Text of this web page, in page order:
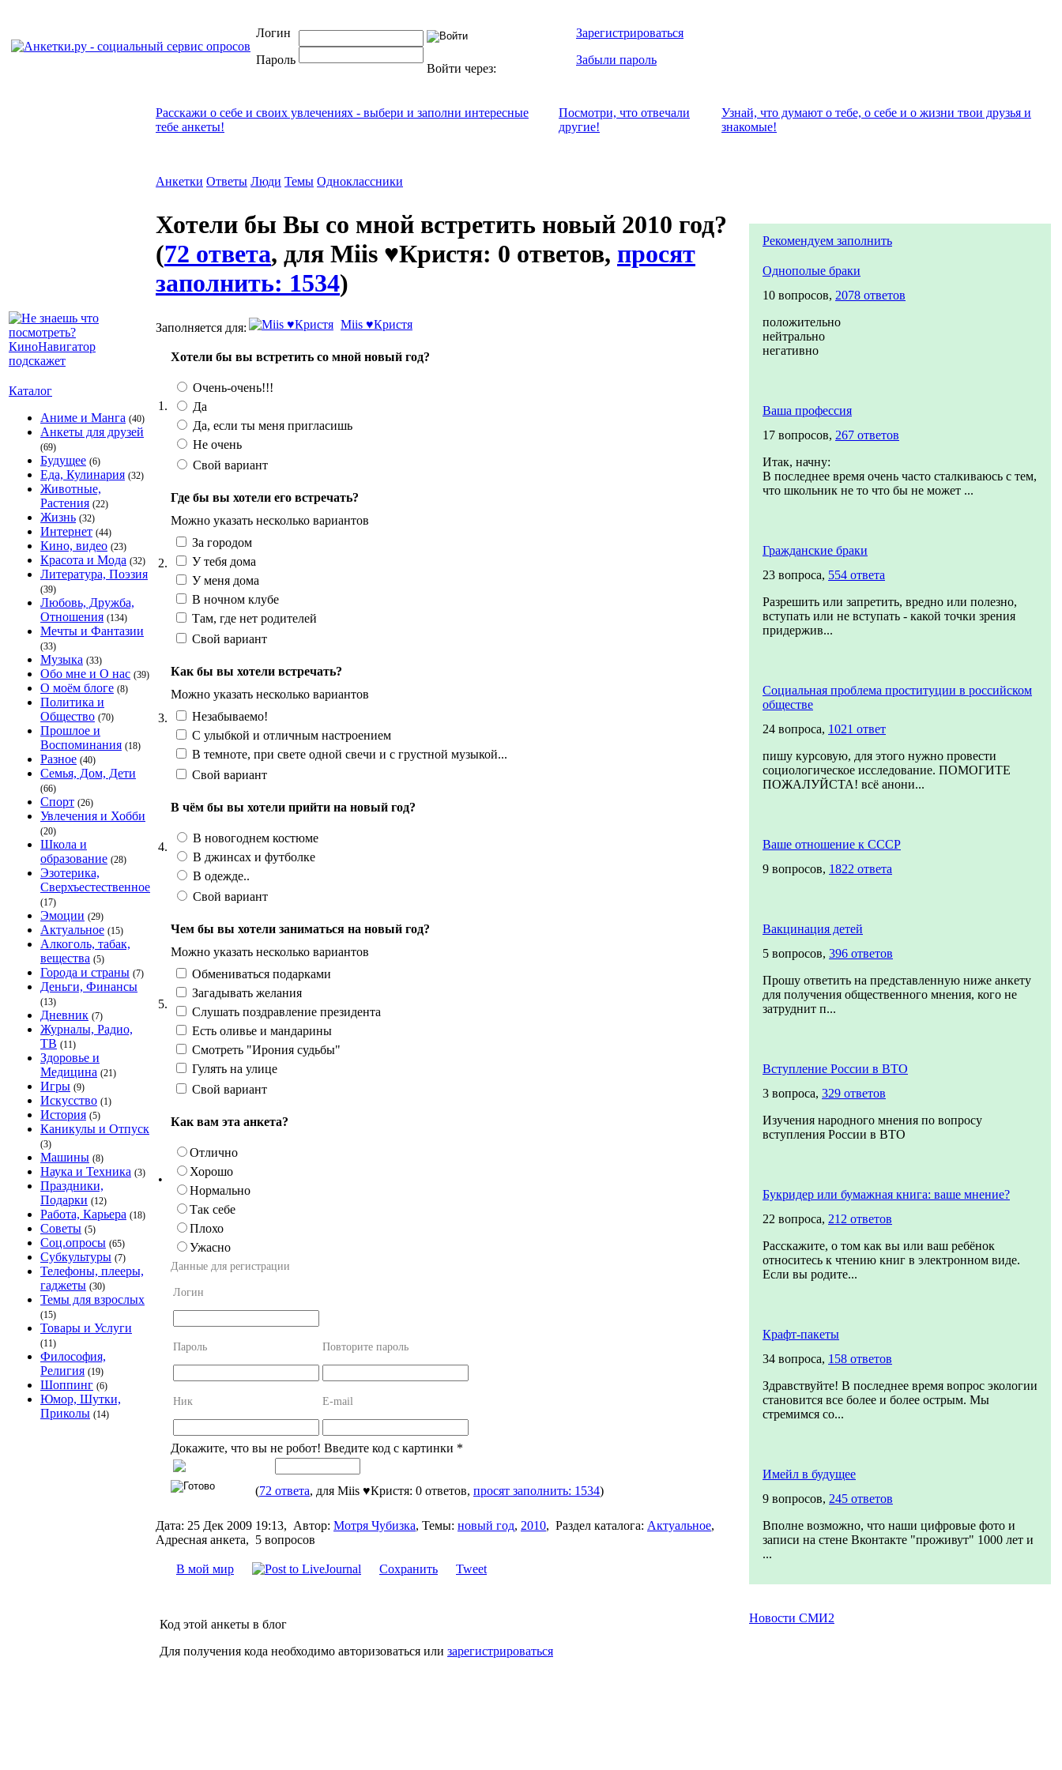
Логин
Пароль
Войти через:
Зарегистрироваться
Забыли пароль
Каталог
Аниме и Манга (40)
Анкеты для друзей
(69)
Будущее (6)
Еда, Кулинария (32)
Животные,
Растения (22)
Жизнь (32)
Интернет (44)
Кино, видео (23)
Красота и Мода (32)
Литература, Поэзия
(39)
Любовь, Дружба,
Отношения (134)
Мечты и Фантазии
(33)
Музыка (33)
Обо мне и О нас (39)
О моём блоге (8)
Политика и
Общество (70)
Прошлое и
Воспоминания (18)
Разное (40)
Семья, Дом, Дети
(66)
Спорт (26)
Увлечения и Хобби
(20)
Школа и
образование (28)
Эзотерика,
Сверхъестественное
(17)
Эмоции (29)
Актуальное (15)
Алкоголь, табак,
вещества (5)
Города и страны (7)
Деньги, Финансы
(13)
Дневник (7)
Журналы, Радио,
ТВ (11)
Здоровье и
Медицина (21)
Игры (9)
Искусство (1)
История (5)
Каникулы и Отпуск
(3)
Машины (8)
Наука и Техника (3)
Праздники,
Подарки (12)
Работа, Карьера (18)
Советы (5)
Соц.опросы (65)
Субкультуры (7)
Телефоны, плееры,
гаджеты (30)
Темы для взрослых
(15)
Товары и Услуги
(11)
Философия,
Религия (19)
Шоппинг (6)
Юмор, Шутки,
Приколы (14)
Расскажи о себе и своих увлечениях - выбери и заполни интересные
тебе анкеты!
Посмотри, что отвeчали
другие!
Узнай, что думают о тебе, о себе и о жизни твои друзья и
знакомые!
Анкетки Ответы Люди Темы Одноклассники
Хотели бы Вы со мной встретить новый 2010 год?
(72 ответа, для Miis ♥Кристя: 0 ответов, просят
заполнить: 1534)
Заполняется для: Miis ♥Кристя
1.
Хотели бы вы встретить со мной новый год?
Очень-очень!!!
Да
Да, если ты меня пригласишь
Не очень
Свой вариант
2.
Где бы вы хотели его встречать?
Можно указать несколько вариантов
За городом
У тебя дома
У меня дома
В ночном клубе
Там, где нет родителей
Свой вариант
3.
Как бы вы хотели встречать?
Можно указать несколько вариантов
Незабываемо!
С улыбкой и отличным настроением
В темноте, при свете одной свечи и с грустной музыкой...
Свой вариант
4.
В чём бы вы хотели прийти на новый год?
В новогоднем костюме
В джинсах и футболке
В одежде..
Свой вариант
5.
Чем бы вы хотели заниматься на новый год?
Можно указать несколько вариантов
Обмениваться подарками
Загадывать желания
Слушать поздравление президента
Есть оливье и мандарины
Смотреть "Ирония судьбы"
Гулять на улице
Свой вариант
•
Как вам эта анкета?
Отлично
Хорошо
Нормально
Так себе
Плохо
Ужасно
Данные для регистрации
Логин
Пароль Повторите пароль
Ник E-mail
Докажите, что вы не робот! Введите код с картинки *
(72 ответа, для Miis ♥Кристя: 0 ответов, просят заполнить: 1534)
Дата: 25 Дек 2009 19:13, Автор: Мотря Чубизка, Темы: новый год, 2010, Раздел каталога: Актуальное,
Адресная анкета, 5 вопросов
В мой мир Сохранить Tweet
Код этой анкеты в блог
Для получения кода необходимо авторизоваться или зарегистрироваться
Рекомендуем заполнить
Однополые браки
10 вопросов, 2078 ответов
положительно
нейтрально
негативно
Ваша профессия
17 вопросов, 267 ответов
Итак, начну:
В последнее время очень часто сталкиваюсь с тем,
что школьник не то что бы не может ...
Гражданские браки
23 вопроса, 554 ответа
Разрешить или запретить, вредно или полезно,
вступать или не вступать - какой точки зрения
придержив...
Социальная проблема проституции в российском
обществе
24 вопроса, 1021 ответ
пишу курсовую, для этого нужно провести
социологическое исследование. ПОМОГИТЕ
ПОЖАЛУЙСТА! всё анони...
Ваше отношение к СССР
9 вопросов, 1822 ответа
Вакцинация детей
5 вопросов, 396 ответов
Прошу ответить на представленную ниже анкету
для получения общественного мнения, кого не
затруднит п...
Вступление России в ВТО
3 вопроса, 329 ответов
Изучения народного мнения по вопросу
вступления России в ВТО
Букридер или бумажная книга: ваше мнение?
22 вопроса, 212 ответов
Расскажите, о том как вы или ваш ребёнок
относитесь к чтению книг в электронном виде.
Если вы родите...
Крафт-пакеты
34 вопроса, 158 ответов
Здравствуйте! В последнее время вопрос экологии
становится все более и более острым. Мы
стремимся со...
Имейл в будущее
9 вопросов, 245 ответов
Вполне возможно, что наши цифровые фото и
записи на стене Вконтакте "проживут" 1000 лет и
...
Новости СМИ2